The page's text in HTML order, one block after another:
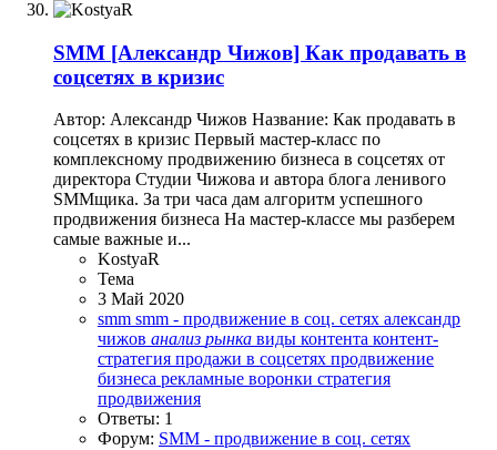
SMM [Александр Чижов] Как продавать в
соцсетях в кризис
Автор: Александр Чижов Название: Как продавать в
соцсетях в кризис Первый мастер-класс по
комплексному продвижению бизнеса в соцсетях от
директора Студии Чижова и автора блога ленивого
SMMщика. За три часа дам алгоритм успешного
продвижения бизнеса На мастер-классе мы разберем
самые важные и...
KostyaR
Тема
3 Май 2020
smm smm - продвижение в соц. сетях александр
чижов анализ рынка виды контента контент-
стратегия продажи в соцсетях продвижение
бизнеса рекламные воронки стратегия
продвижения
Ответы: 1
Форум: SMM - продвижение в соц. сетях